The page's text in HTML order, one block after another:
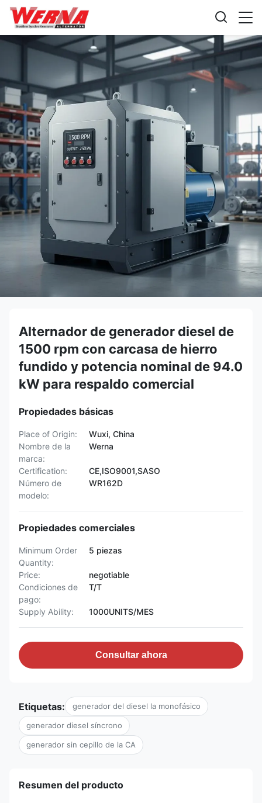
Alternador de generador diesel de
1500 rpm con carcasa de hierro
fundido y potencia nominal de 94.0
kW para respaldo comercial
Propiedades básicas
Place of Origin:
Wuxi, China
Nombre de la
marca:
Werna
Certification:
CE,ISO9001,SASO
Número de
modelo:
WR162D
Propiedades comerciales
Minimum Order
Quantity:
5 piezas
Price:
negotiable
Condiciones de
pago:
T/T
Supply Ability: 1000UNITS/MES
Consultar ahora
Etiquetas: generador del diesel la monofásico
generador diesel síncrono
generador sin cepillo de la CA
Resumen del producto